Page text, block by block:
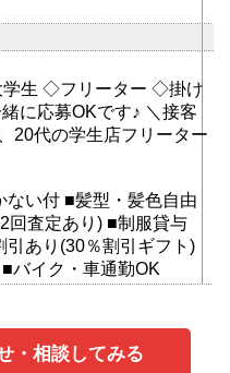
生 ◇フリーター ◇掛け
に応募OKです♪ ＼接客
20代の学生店フリーター
い付 ■髪型・髪色自由
査定あり) ■制服貸与
引あり(30％割引ギフト)
バイク・車通勤OK
・相談してみる